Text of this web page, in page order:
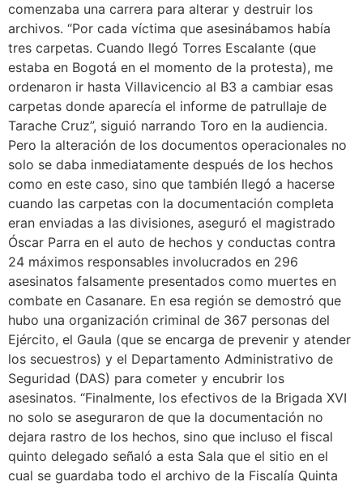
comenzaba una carrera para alterar y destruir los
archivos. “Por cada víctima que asesinábamos había
tres carpetas. Cuando llegó Torres Escalante (que
estaba en Bogotá en el momento de la protesta), me
ordenaron ir hasta Villavicencio al B3 a cambiar esas
carpetas donde aparecía el informe de patrullaje de
Tarache Cruz”, siguió narrando Toro en la audiencia.
Pero la alteración de los documentos operacionales no
solo se daba inmediatamente después de los hechos
como en este caso, sino que también llegó a hacerse
cuando las carpetas con la documentación completa
eran enviadas a las divisiones, aseguró el magistrado
Óscar Parra en el auto de hechos y conductas contra
24 máximos responsables involucrados en 296
asesinatos falsamente presentados como muertes en
combate en Casanare. En esa región se demostró que
hubo una organización criminal de 367 personas del
Ejército, el Gaula (que se encarga de prevenir y atender
los secuestros) y el Departamento Administrativo de
Seguridad (DAS) para cometer y encubrir los
asesinatos. “Finalmente, los efectivos de la Brigada XVI
no solo se aseguraron de que la documentación no
dejara rastro de los hechos, sino que incluso el fiscal
quinto delegado señaló a esta Sala que el sitio en el
cual se guardaba todo el archivo de la Fiscalía Quinta